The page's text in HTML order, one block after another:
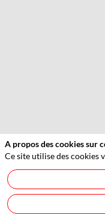
A propos des cookies sur
Ce site utilise des cookies